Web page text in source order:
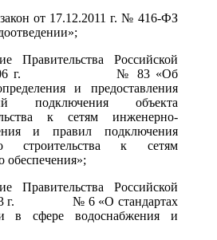
от 17.12.2011 г. № 416-ФЗ
Правительства Российской
г. № 83 «Об
и предоставления
подключения объекта
к сетям инженерно-
и правил подключения
строительства к сетям
обеспечения»;
Правительства Российской
г. № 6 «О стандартах
в сфере водоснабжения и